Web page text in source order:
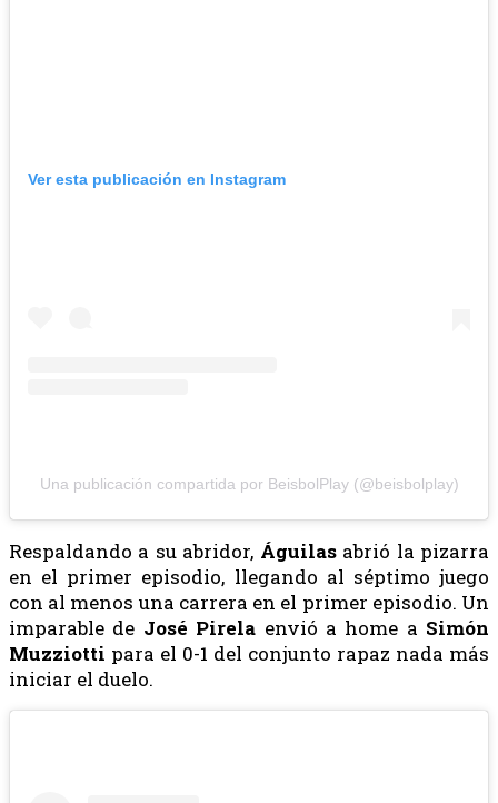
Ver esta publicación en Instagram
Una publicación compartida por BeisbolPlay (@beisbolplay)
Respaldando a su abridor, Águilasabrió la pizarra
en el primer episodio, llegando al séptimo juego
con al menos una carrera en el primer episodio. Un
imparable de José Pirela envió a home a Simón
Muzziotti para el 0-1 del conjunto rapaz nada más
iniciar el duelo.